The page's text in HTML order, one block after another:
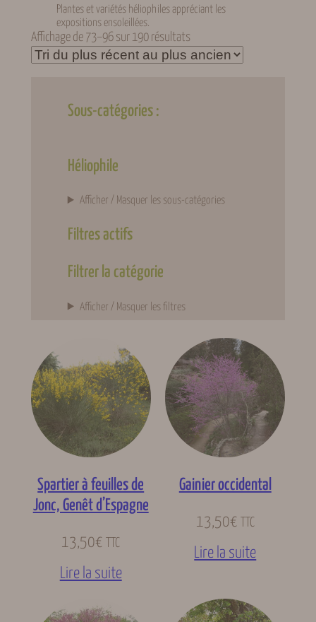
Plantes et variétés héliophiles appréciant les
expositions ensoleillées.
Affichage de 73–96 sur 190 résultatsTrié
du
Sous-catégories :
Héliophile
Afficher / Masquer les sous-catégories
Filtres actifs
Filtrer la catégorie
Afficher / Masquer les filtres
Spartier à feuilles de
Jonc, Genêt d’Espagne
13,50€ TTC
Lire la suite
Gainier occidental
13,50€ TTC
Lire la suite